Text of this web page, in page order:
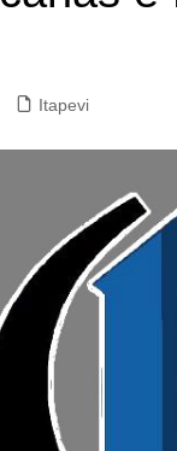
Itapevi